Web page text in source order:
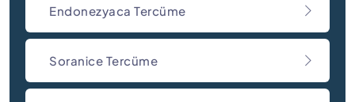
Endonezyaca Tercüme
Soranice Tercüme